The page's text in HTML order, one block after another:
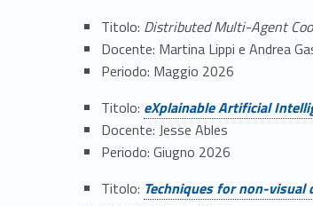
f
f
e
r
Titolo: Distributed Multi-Agent
Docente: Martina Lippi e Andrea
Periodo: Maggio 2026
Titolo: eXplainable Artificial
Docente: Jesse Ables
Periodo: Giugno 2026
Titolo: Link identifier #identifier__176616-2
Techniques for non-visual